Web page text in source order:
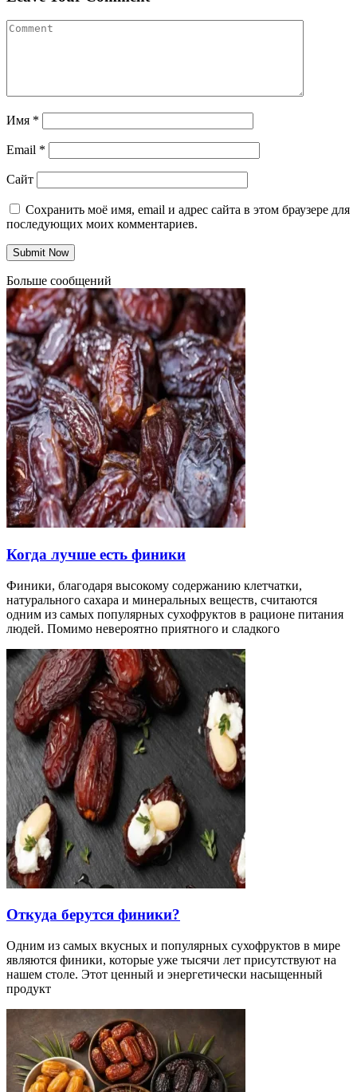
Имя *
Email *
Сайт
Сохранить моё имя, email и адрес сайта в этом браузере для
последующих моих комментариев.
Больше сообщений
Когда лучше есть финики
Финики, благодаря высокому содержанию клетчатки,
натурального сахара и минеральных веществ, считаются
одним из самых популярных сухофруктов в рационе питания
людей. Помимо невероятно приятного и сладкого
Откуда берутся финики?
Одним из самых вкусных и популярных сухофруктов в мире
являются финики, которые уже тысячи лет присутствуют на
нашем столе. Этот ценный и энергетически насыщенный
продукт